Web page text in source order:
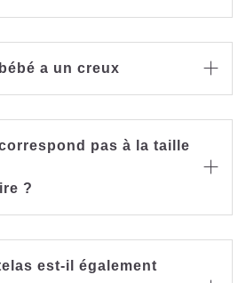
a un creux 
pas à la taille
?

est-il également